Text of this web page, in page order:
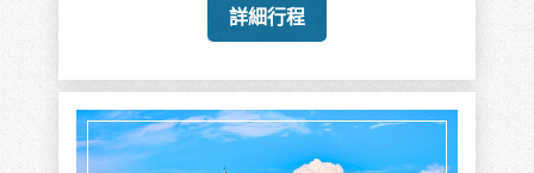
詳細行程